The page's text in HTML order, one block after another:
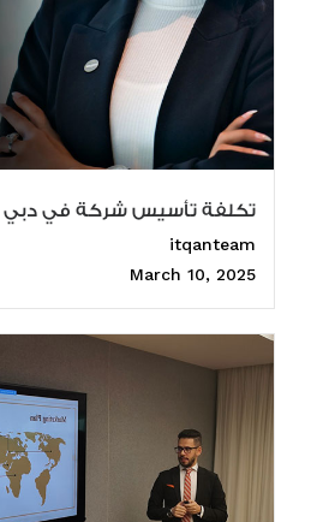
تكلفة تأسيس شركة في دبي
itqanteam
March 10, 2025